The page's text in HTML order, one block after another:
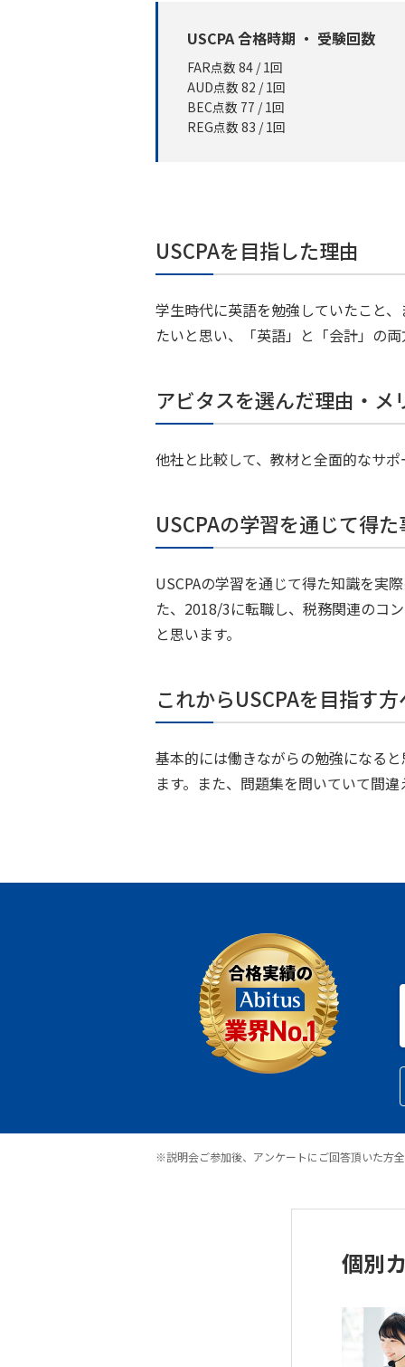
USCPA 合格時期 ・ 受験回数
FAR点数 84 / 1回
AUD点数 82 / 1回
BEC点数 77 / 1回
REG点数 83 / 1回
USCPAを目指した理由
学生時代に英語を勉強していたこと
たいと思い、「英語」と「会計」の
アビタスを選んだ理由・メ
他社と比較して、教材と全面的なサ
USCPAの学習を通じて得
USCPAの学習を通じて得た知識を実
た、2018/3に転職し、税務関連のコ
と思います。
これからUSCPAを目指す
基本的には働きながらの勉強になる
ます。また、問題集を問いていて間
※説明会ご参加後、アンケートにご回答頂いた方
個別